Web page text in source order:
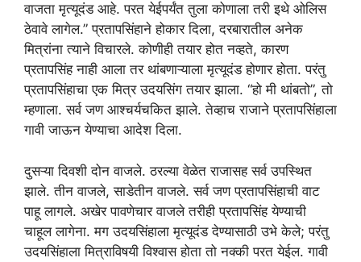
वाजता मृत्यूदंड आहे. परत येईपर्यंत तुला कोणाला तरी इथे ओलिस
ठेवावे लागेल.” प्रतापसिंहाने होकार दिला, दरबारातील अनेक
मित्रांना त्याने विचारले. कोणीही तयार होत नव्हते, कारण
प्रतापसिंह नाही आला तर थांबणाऱ्याला मृत्यूदंड होणार होता. परंतु
प्रतापसिंहाचा एक मित्र उदयसिंग तयार झाला. “हो मी थांबतो”, तो
म्हणाला. सर्व जण आश्चर्यचकित झाले. तेव्हाच राजाने प्रतापसिंहाला
गावी जाऊन येण्याचा आदेश दिला.
दुसऱ्या दिवशी दोन वाजले. ठरल्या वेळेत राजासह सर्व उपस्थित
झाले. तीन वाजले, साडेतीन वाजले. सर्व जण प्रतापसिंहाची वाट
पाहू लागले. अखेर पावणेचार वाजले तरीही प्रतापसिंह येण्याची
चाहूल लागेना. मग उदयसिंहाला मृत्यूदंड देण्यासाठी उभे केले; परंतु
उदयसिंहाला मित्राविषयी विश्वास होता तो नक्की परत येईल. गावी